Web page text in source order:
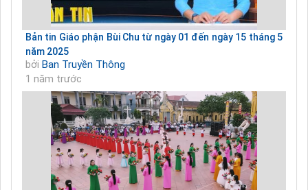
Bản tin Giáo phận Bùi Chu từ ngày 01 đến ngày 15 tháng 5
năm 2025
bởi Ban Truyền Thông
1 năm trước